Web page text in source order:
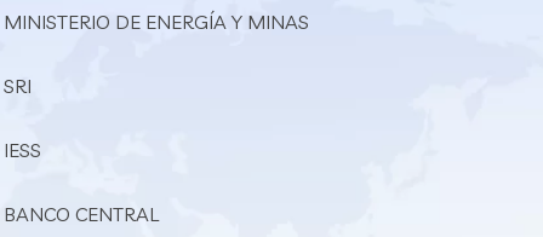
MINISTERIO DE ENERGÍA Y MINAS
CENTRAL